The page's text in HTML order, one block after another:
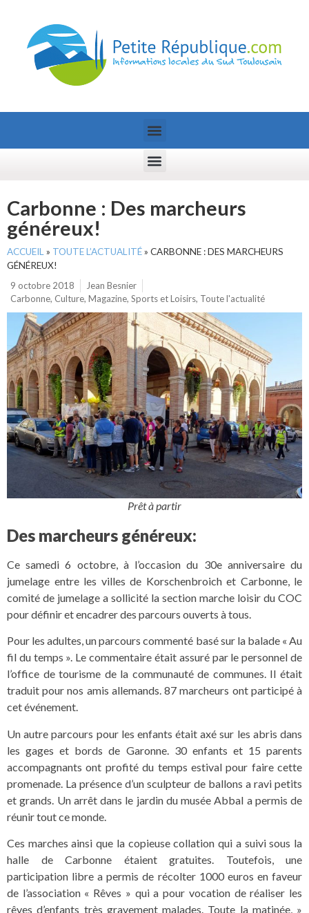
Carbonne : Des marcheurs
généreux!
ACCUEIL » TOUTE L’ACTUALITÉ» CARBONNE : DES MARCHEURS
GÉNÉREUX!
9 octobre 2018
Jean Besnier
Carbonne, Culture, Magazine, Sports et Loisirs, Toute l'actualité
Prêt à partir
Des marcheurs généreux:
Ce samedi 6 octobre, à l’occasion du 30e anniversaire du
jumelage entre les villes de Korschenbroich et Carbonne, le
comité de jumelage a sollicité la section marche loisir du COC
pour définir et encadrer des parcours ouverts à tous.
Pour les adultes, un parcours commenté basé sur la balade « Au
fil du temps ». Le commentaire était assuré par le personnel de
l’office de tourisme de la communauté de communes. Il était
traduit pour nos amis allemands. 87 marcheurs ont participé à
cet événement.
Un autre parcours pour les enfants était axé sur les abris dans
les gages et bords de Garonne. 30 enfants et 15 parents
accompagnants ont profité du temps estival pour faire cette
promenade. La présence d’un sculpteur de ballons a ravi petits
et grands. Un arrêt dans le jardin du musée Abbal a permis de
réunir tout ce monde.
Ces marches ainsi que la copieuse collation qui a suivi sous la
halle de Carbonne étaient gratuites. Toutefois, une
participation libre a permis de récolter 1000 euros en faveur
de l’association « Rêves » qui a pour vocation de réaliser les
rêves d’enfants très gravement malades. Toute la matinée, »